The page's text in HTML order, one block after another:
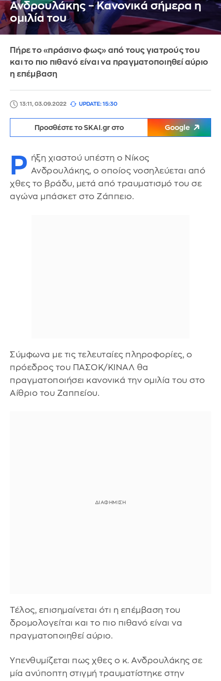
Ανδρουλάκης – Κανονικά σήμερα η
ομιλία του
Πήρε το «πράσινο φως» από τους γιατρούς του
και το πιο πιθανό είναι να πραγματοποιηθεί αύριο
η επέμβαση
13:11, 03.09.2022 UPDATE: 15:30
Προσθέστε το SKAI.gr στο Google
Ρ ήξη χιαστού υπέστη ο Νίκος
Ανδρουλάκης, ο οποίος νοσηλεύεται από
χθες το βράδυ, μετά από τραυματισμό του σε
αγώνα μπάσκετ στο Ζάππειο.
Σύμφωνα με τις τελευταίες πληροφορίες, ο
πρόεδρος του ΠΑΣΟΚ/ΚΙΝΑΛ θα
πραγματοποιήσει κανονικά την ομιλία του στο
Αίθριο του Ζαππείου.
Τέλος, επισημαίνεται ότι η επέμβαση του
δρομολογείται και το πιο πιθανό είναι να
πραγματοποιηθεί αύριο.
Υπενθυμίζεται πως χθες ο κ. Ανδρουλάκης σε
μία ανύποπτη στιγμή τραυματίστηκε στην